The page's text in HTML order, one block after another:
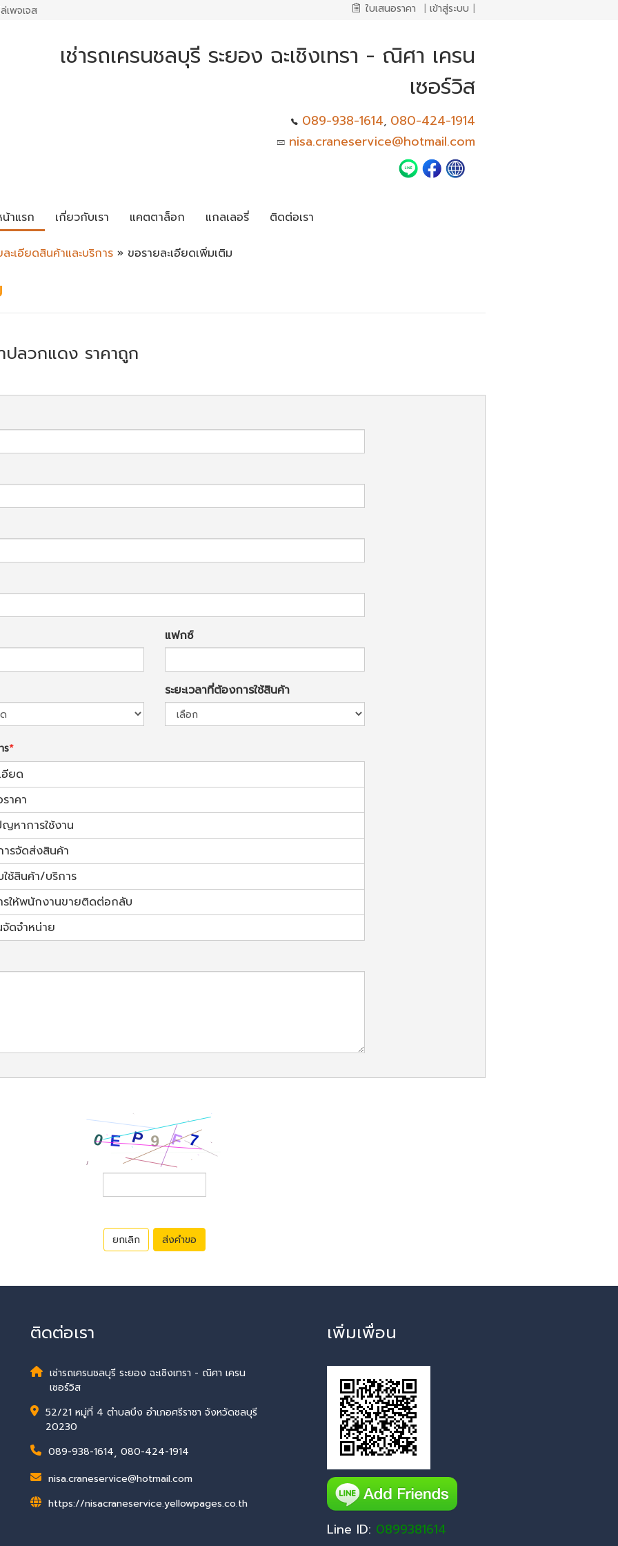
เพจเจส ใบเสนอราคา | เข้าสู่ระบบ |
เช่ารถเครนชลบุรี ระยอง ฉะเชิงเทรา - ณิศา เครน
เซอร์วิส
089-938-1614, 080-424-1914
nisa.craneservice@hotmail.com
าแรก เกี่ยวกับเรา แคตตาล็อก แกลเลอรี่ ติดต่อเรา
ละเอียดสินค้าและบริการ » ขอรายละเอียดเพิ่มเติม
ปลวกแดง ราคาถูก
แฟกซ์
ระยะเวลาที่ต้องการใช้สินค้า
ร
อียด
ราคา
หาการใช้งาน
รจัดส่งสินค้า
ช้สินค้า/บริการ
ให้พนักงานขายติดต่อกลับ
ดจำหน่าย
ยกเลิก ส่งคำขอ
ติดต่อเรา
เช่ารถเครนชลบุรี ระยอง ฉะเชิงเทรา - ณิศา เครน
เซอร์วิส
52/21 หมู่ที่ 4 ตำบลบึง อำเภอศรีราชา จังหวัดชลบุรี
20230
089-938-1614, 080-424-1914
nisa.craneservice@hotmail.com
https://nisacraneservice.yellowpages.co.th
เพิ่มเพื่อน
Line ID: 0899381614